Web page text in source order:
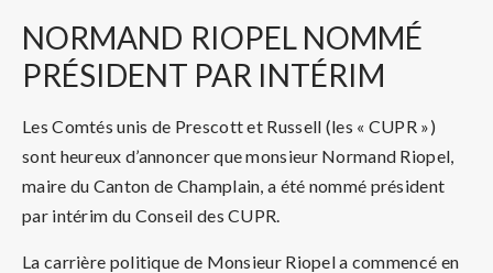
NORMAND RIOPEL NOMMÉ
PRÉSIDENT PAR INTÉRIM
Les Comtés unis de Prescott et Russell (les « CUPR »)
sont heureux d’annoncer que monsieur Normand Riopel,
maire du Canton de Champlain, a été nommé président
par intérim du Conseil des CUPR.
La carrière politique de Monsieur Riopel a commencé en